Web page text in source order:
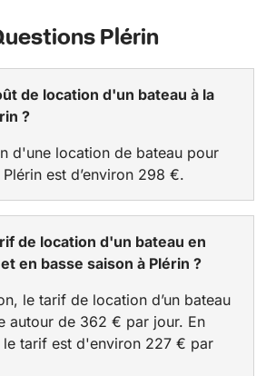
Plérin
de location d'un bateau à la
?
d'une location de bateau pour
est d’environ 298 €.
de location d'un bateau en
en basse saison à Plérin ?
le tarif de location d’un bateau
autour de 362 € par jour. En
le tarif est d'environ 227 € par